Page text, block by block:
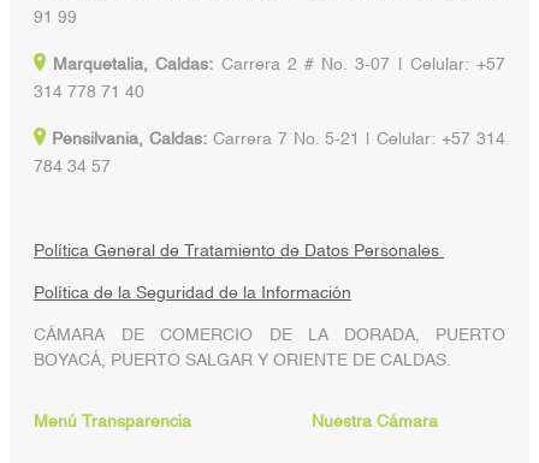
91 99
Marquetalia, Caldas: Carrera 2 # No. 3-07 | Celular: +57
314 778 71 40
Pensilvania, Caldas:Carrera 7 No. 5-21 | Celular: +57 314
784 34 57
Política General de Tratamiento de Datos Personales
Política de la Seguridad de la Información
CÁMARA DE COMERCIO DE LA DORADA, PUERTO
BOYACÁ, PUERTO SALGAR Y ORIENTE DE CALDAS.
Menú Transparencia Nuestra Cámara